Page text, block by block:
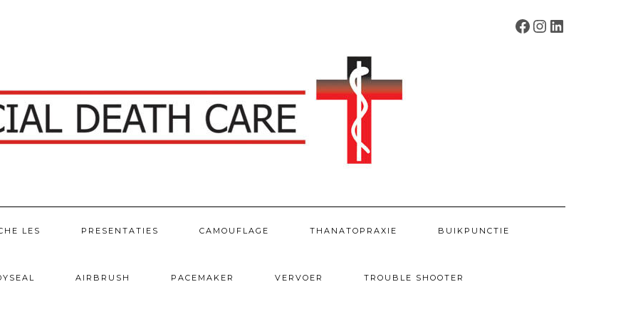
FACEBOOK
INSTAGRAM
LINKEDIN
LES PRESENTATIES CAMOUFLAGE THANATOPRAXIE BUIKPUNCTIE
AIRBRUSH PACEMAKER VERVOER TROUBLE SHOOTER